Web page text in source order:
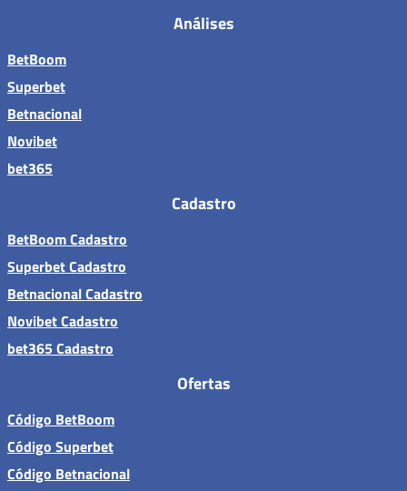
Análises
BetBoom
Superbet
Betnacional
Novibet
bet365
Cadastro
BetBoom Cadastro
Superbet Cadastro
Betnacional Cadastro
Novibet Cadastro
bet365 Cadastro
Ofertas
Código BetBoom
Código Superbet
Código Betnacional